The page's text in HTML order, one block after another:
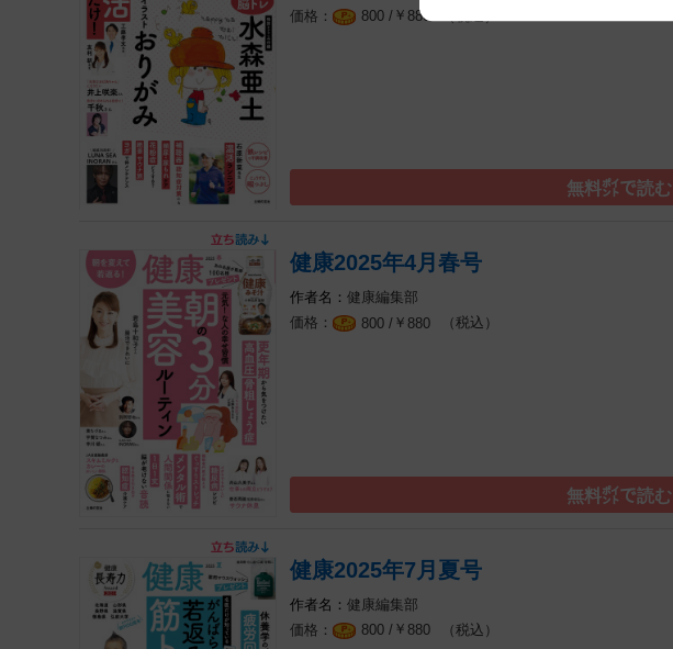
800 / ￥ 880
無料㌽で読む
健康2025年4月春号
健康編集部
800 / ￥ 880 （税込）
無料㌽で読む
健康2025年7月夏号
健康編集部
800 / ￥ 880 （税込）